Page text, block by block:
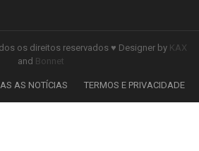
os direitos reservados ♥ Designer by KAX
and Bonnet
AS NOTÍCIAS TERMOS E PRIVACIDADE